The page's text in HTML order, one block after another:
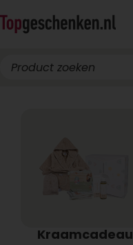
Kraamcadeau